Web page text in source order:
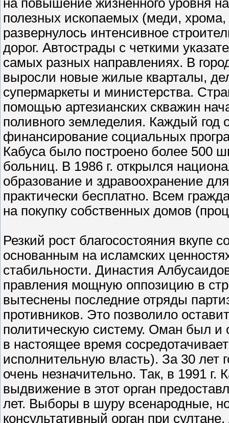
на повышение жизненного уровня
полезных ископаемых (меди, хрома,
развернулось интенсивное
дорог. Автострады с четкими
самых разных направлениях. В
выросли новые жилые кварталы,
супермаркеты и министерства.
помощью артезианских скважин
поливного земледелия. Каждый год
финансирование социальных
Кабуса было построено более 500
больниц. В 1986 г. открылся
образование и здравоохранение
практически бесплатно. Всем
на покупку собственных домов
Резкий рост благосостояния вкупе
основанным на исламских
стабильности. Династия
правления мощную оппозицию в
вытеснены последние отряды
противников. Это позволило
политическую систему. Оман был и
в настоящее время
исполнительную власть). За 30 лет
очень незначительно. Так, в 1991
выдвижение в этот орган
лет. Выборы в шуру всенародные,
консультативный орган при